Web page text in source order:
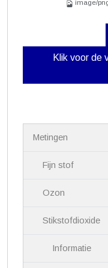
image/
Klik voor de
Metingen
Fijn stof
Ozon
Stikstofdioxide
Informatie